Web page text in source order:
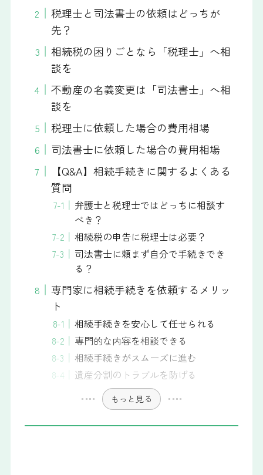
税理士と司法書士の依頼はどっちが
先？
相続税の困りごとなら「税理士」へ相
談を
不動産の名義変更は「司法書士」へ相
談を
税理士に依頼した場合の費用相場
司法書士に依頼した場合の費用相場
【Q&A】相続手続きに関するよくある
質問
弁護士と税理士ではどっちに相談す
べき？
相続税の申告に税理士は必要？
司法書士に頼まず自分で手続きでき
る？
専門家に相続手続きを依頼するメリッ
ト
相続手続きを安心して任せられる
専門的な内容を相談できる
相続手続きがスムーズに進む
遺産分割のトラブルを防げる
もっと見る